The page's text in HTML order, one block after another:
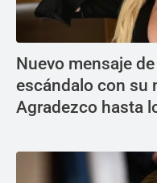
Nuevo mensaje
escándalo con su
Agradezco hasta